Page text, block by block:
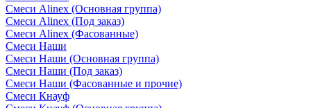
Смеси Alinex (Основная группа)
Смеси Alinex (Под заказ)
Смеси Alinex (Фасованные)
Смеси Наши
Смеси Наши (Основная группа)
Смеси Наши (Под заказ)
Смеси Наши (Фасованные и прочие)
Смеси Кнауф